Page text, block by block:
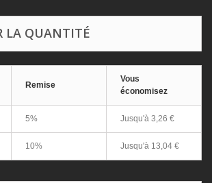
LA QUANTITÉ
Remise
Vous
économisez
5% Jusqu'à 3,26 €
10% Jusqu'à 13,04 €